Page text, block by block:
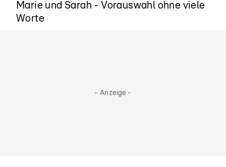
Marie und Sarah - Vorauswahl ohne viele
Worte
- Anzeige -